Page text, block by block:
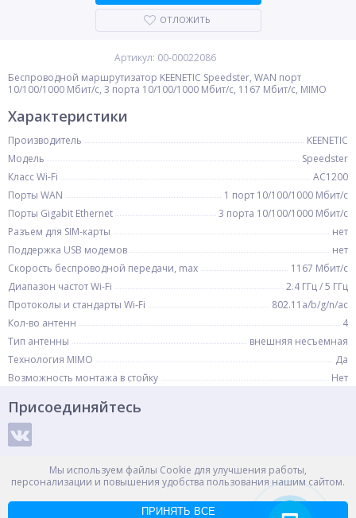
ОТЛОЖИТЬ
Артикул: 00-00022086
Беспроводной маршрутизатор KEENETIC Speedster, WAN порт
10/100/1000 Мбит/с, 3 порта 10/100/1000 Мбит/с, 1167 Мбит/с, MIMO
Характеристики
Производитель
KEENETIC
Модель
Speedster
Класс Wi-Fi
AC1200
Порты WAN
1 порт 10/100/1000 Мбит/с
Порты Gigabit Ethernet
3 порта 10/100/1000 Мбит/с
Разъем для SIM-карты
нет
Поддержка USB модемов
нет
Скорость беспроводной передачи, max
1167 Мбит/с
Диапазон частот Wi-Fi
2.4 ГГц / 5 ГГц
Протоколы и стандарты Wi-Fi
802.11a/b/g/n/ac
Кол-во антенн
4
Тип антенны
внешняя несъемная
Технология MIMO
Да
Возможность монтажа в стойку
Нет
Мы используем файлы Cookie для улучшения работы,
персонализации и повышения удобства пользования нашим сайтом.
ПРИНЯТЬ ВСЕ
Присоединяйтесь
Способы оплаты